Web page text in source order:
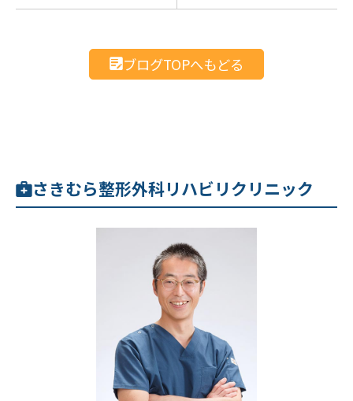
ブログTOPへもどる
さきむら整形外科リハビリクリニック